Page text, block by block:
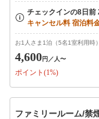
お1人さま1泊（5名1室利用時
4,600円 ／人〜
ポイント(1%)
ファミリールーム/禁